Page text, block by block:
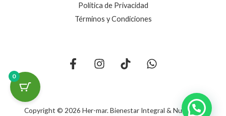
Política de Privacidad
Términos y Condiciones
Copyright © 2026 Her-mar. Bienestar Integral & Nutrición
0